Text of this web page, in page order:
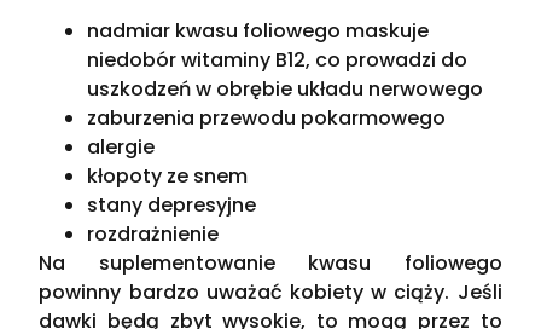
nadmiar kwasu foliowego maskuje
niedobór witaminy B12, co prowadzi do
uszkodzeń w obrębie układu nerwowego
zaburzenia przewodu pokarmowego
alergie
kłopoty ze snem
stany depresyjne
rozdrażnienie
Na suplementowanie kwasu foliowego
powinny bardzo uważać kobiety w ciąży. Jeśli
dawki będą zbyt wysokie, to mogą przez to